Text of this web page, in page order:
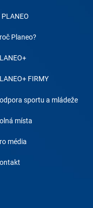
PLANEO
Planeo?
FIRMY
sportu a mládeže
místa
média